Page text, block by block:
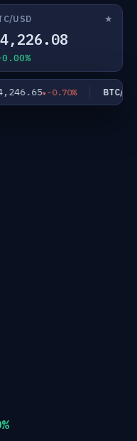
USD ★
-0.70% BTC/USD